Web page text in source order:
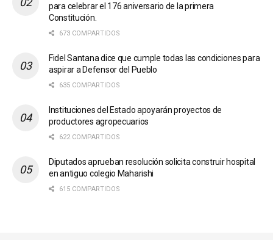
para celebrar el 176 aniversario de la primera
Constitución.
673 COMPARTIDOS
Fidel Santana dice que cumple todas las condiciones para
aspirar a Defensor del Pueblo
635 COMPARTIDOS
Instituciones del Estado apoyarán proyectos de
productores agropecuarios
622 COMPARTIDOS
Diputados aprueban resolución solicita construir hospital
en antiguo colegio Maharishi
615 COMPARTIDOS